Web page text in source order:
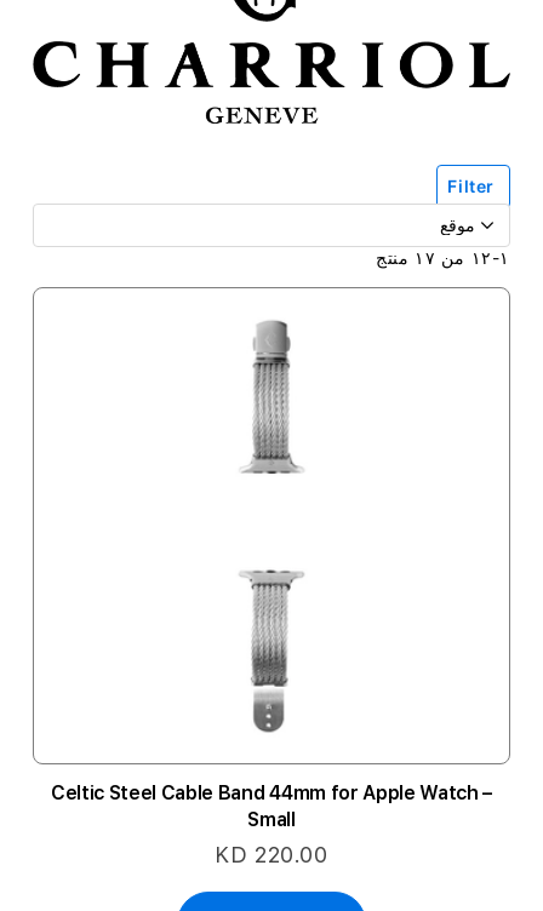
Filter
١-١٢ من ١٧ منتج
Celtic Steel Cable Band 44mm for Apple Watch –
Small
KD 220.00